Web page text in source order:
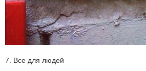
7. Все для людей